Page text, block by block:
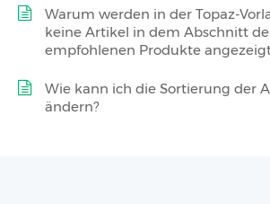
Warum werden in der Topaz-
keine Artikel in dem Abschnitt
empfohlenen Produkte
Wie kann ich die Sortierung der
ändern?